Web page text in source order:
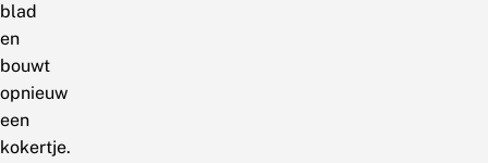
blad
en
bouwt
opnieuw
een
kokertje.